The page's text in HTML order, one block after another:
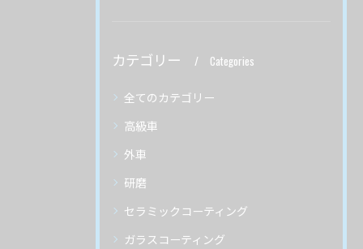
カテゴリー Categories
全てのカテゴリー
高級車
外車
研磨
セラミックコーティング
ガラスコーティング